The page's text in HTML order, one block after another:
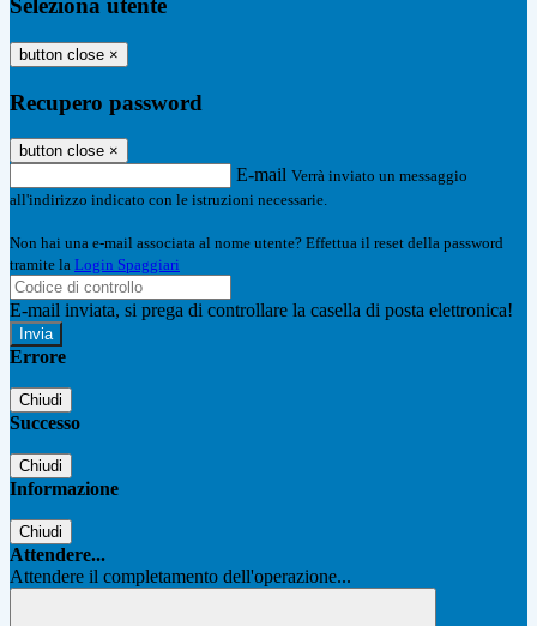
Seleziona utente
button close ×
Recupero password
button close ×
E-mail Verrà inviato un messaggio
all'indirizzo indicato con le istruzioni necessarie.
Non hai una e-mail associata al nome utente? Effettua il reset della password
tramite la Login Spaggiari
E-mail inviata, si prega di controllare la casella di posta elettronica!
Errore
Chiudi
Successo
Chiudi
Informazione
Chiudi
Attendere...
Attendere il completamento dell'operazione...